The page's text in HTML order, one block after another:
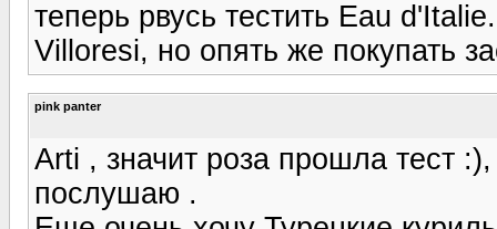
теперь рвусь тестить Eau
Villoresi, но опять же покупать
pink panter
Arti , значит роза прошла тест
послушаю .